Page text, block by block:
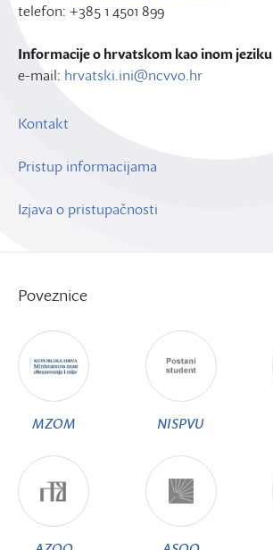
telefon: +385 1 4501 899
Informacije o hrvatskom kao inom jeziku
e-mail: hrvatski.ini@ncvvo.hr
Kontakt
Pristup informacijama
Izjava o pristupačnosti
Poveznice
MZOM NISPVU